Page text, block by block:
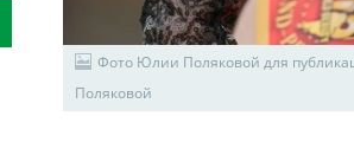
Фото Юлии Поляковой для
Поляковой